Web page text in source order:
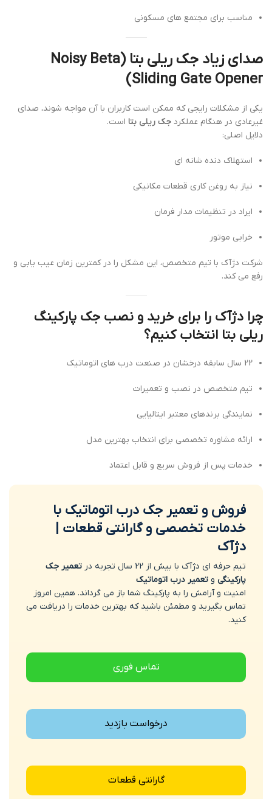
مناسب برای مجتمع های مسکونی
صدای زیاد جک ریلی بتا (Noisy Beta
Sliding Gate Opener)
یکی از مشکلات رایجی که ممکن است کاربران با آن مواجه شوند، صدای
غیرعادی در هنگام عملکرد جک ریلی بتا است.
دلایل اصلی:
استهلاک دنده شانه ای
نیاز به روغن کاری قطعات مکانیکی
ایراد در تنظیمات مدار فرمان
خرابی موتور
شرکت دژآک با تیم متخصص، این مشکل را در کمترین زمان عیب یابی و
رفع می کند.
چرا دژآک را برای خرید و نصب جک پارکینگ
ریلی بتا انتخاب کنیم؟
22 سال سابقه درخشان در صنعت درب های اتوماتیک
تیم متخصص در نصب و تعمیرات
نمایندگی برندهای معتبر ایتالیایی
ارائه مشاوره تخصصی برای انتخاب بهترین مدل
خدمات پس از فروش سریع و قابل اعتماد
فروش و تعمیر جک درب اتوماتیک با
خدمات تخصصی و گارانتی قطعات |
دژآک
تیم حرفه ای دژآک با بیش از 22 سال تجربه در
تعمیر جک
پارکینگی و تعمیر درب اتوماتیک
امنیت و آرامش را به پارکینگ شما باز می گرداند. همین امروز
تماس بگیرید و مطمئن باشید که بهترین خدمات را دریافت می
کنید.
تماس فوری
درخواست بازدید
گارانتی قطعات